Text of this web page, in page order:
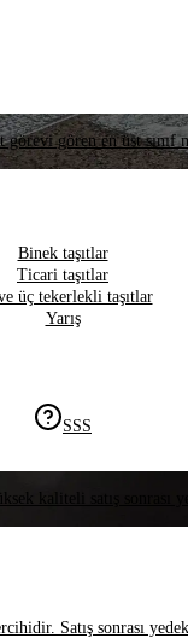
gören en üst sınıf
Binek taşıtlar
Ticari taşıtlar
üç tekerlekli taşıtlar
Yarış
SSS
kaliteli satış sonrası
Satış sonrası